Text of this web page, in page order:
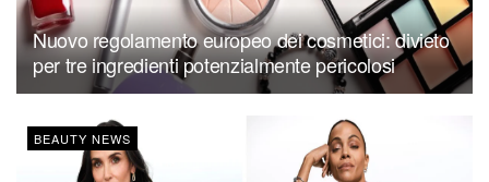
Nuovo regolamento europeo dei cosmetici: divieto
per tre ingredienti potenzialmente pericolosi
BEAUTY NEWS